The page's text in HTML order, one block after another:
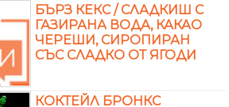
БЪРЗ КЕКС / СЛАДКИШ С
ГАЗИРАНА ВОДА, КАКАО
ЧЕРЕШИ, СИРОПИРАН
СЪС СЛАДКО ОТ ЯГОДИ
КОКТЕЙЛ БРОНКС